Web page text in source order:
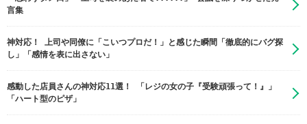
言集
神対応！ 上司や同僚に「こいつプロだ！」と感じた瞬間「徹底的にバグ探
し」「感情を表に出さない」
感動した店員さんの神対応11選！ 「レジの女の子『受験頑張って！』」
「ハート型のピザ」